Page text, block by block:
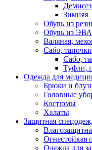
Зимняя
Обувь из
Обувь из ЭВА
Валяная,
Сабо,
Сабо,
Туфли,
Одежда для
Брюки и
Головные
Костюмы
Халаты
Защитная
Огнестойкая
Одежда для